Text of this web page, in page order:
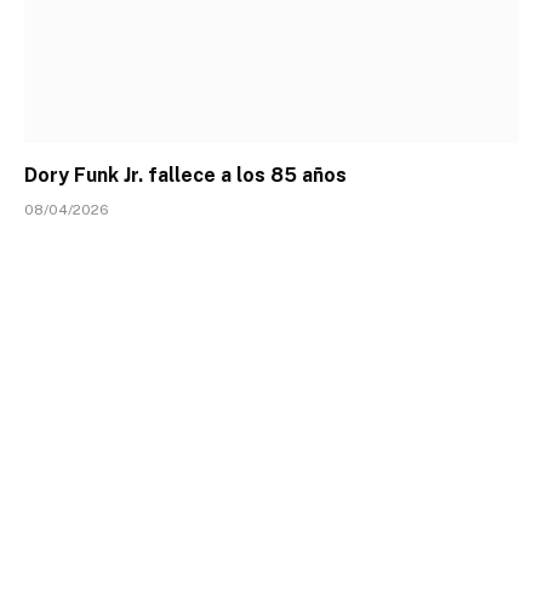
Dory Funk Jr. fallece a los 85 años
08/04/2026